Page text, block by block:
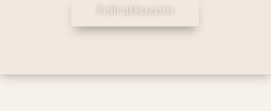
Feliratkozom